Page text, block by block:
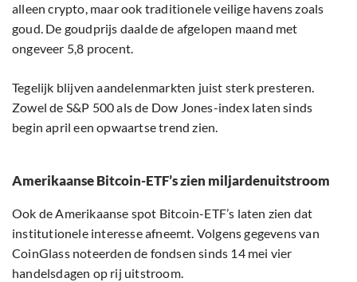
alleen crypto, maar ook traditionele veilige havens zoals
goud. De goudprijs daalde de afgelopen maand met
ongeveer 5,8 procent.
Tegelijk blijven aandelenmarkten juist sterk presteren.
Zowel de S&P 500 als de Dow Jones-index laten sinds
begin april een opwaartse trend zien.
Amerikaanse Bitcoin-ETF’s zien miljardenuitstroom
Ook de Amerikaanse spot Bitcoin-ETF’s laten zien dat
institutionele interesse afneemt. Volgens gegevens van
CoinGlass noteerden de fondsen sinds 14 mei vier
handelsdagen op rij uitstroom.